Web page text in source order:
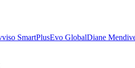
SmartPlusEvo GlobalDiane